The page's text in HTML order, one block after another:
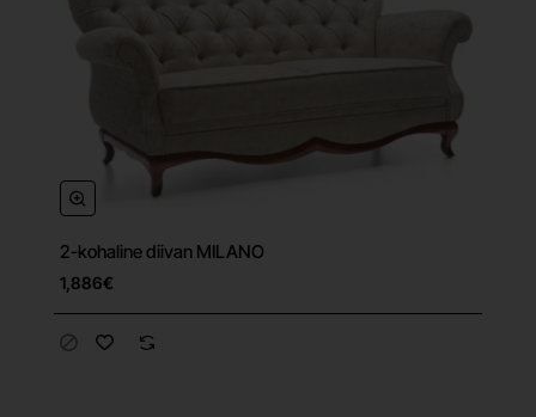
2-kohaline diivan MILANO
1,886€